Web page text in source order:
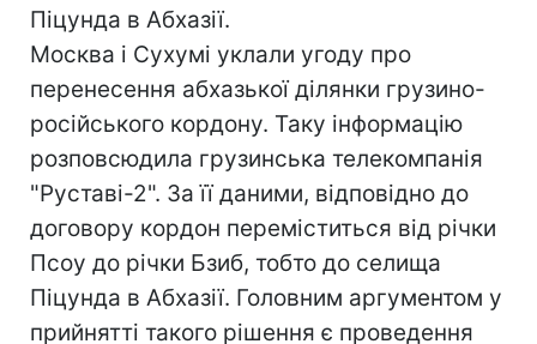
Піцунда в Абхазії.
Москва і Сухумі уклали угоду про
перенесення абхазької ділянки грузино-
російського кордону. Таку інформацію
розповсюдила грузинська телекомпанія
"Руставі-2". За її даними, відповідно до
договору кордон переміститься від річки
Псоу до річки Бзиб, тобто до селища
Піцунда в Абхазії. Головним аргументом у
прийнятті такого рішення є проведення